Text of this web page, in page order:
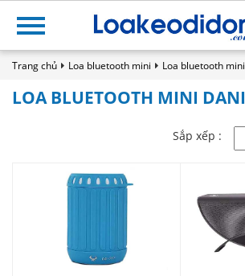
Trang chủ Loa bluetooth mini Loa bluetooth
LOA BLUETOOTH MINI
Sắp xếp :